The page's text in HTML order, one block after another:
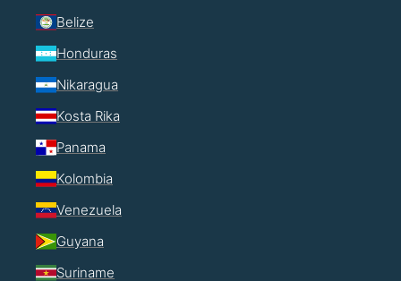
Belize
Honduras
Nikaragua
Kosta Rika
Panama
Kolombia
Venezuela
Guyana
Suriname